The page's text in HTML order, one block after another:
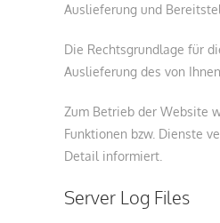
Auslieferung und
Die Rechtsgrundlage für
Auslieferung des von
Zum Betrieb der Website
Funktionen bzw. Dienste
Detail informiert.
Server Log Files